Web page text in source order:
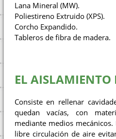
Lana Mineral (MW).
Poliestireno Extruido (XPS).
Corcho Expandido.
Tableros de fibra de madera.
EL AISLAMIENTO
Consiste en rellenar
quedan vacías, con
mediante medios
libre circulación de aire